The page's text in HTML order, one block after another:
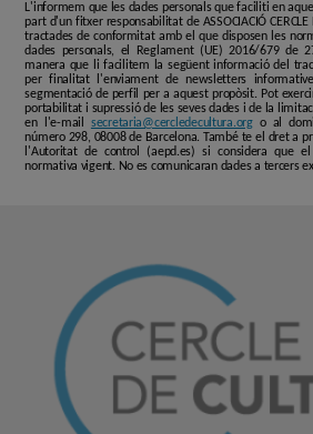
L'informem que les dades personals que faciliti en
part d'un fitxer responsabilitat de ASSOCIACIÓ
tractades de conformitat amb el que disposen les
dades personals, el Reglament (UE) 2016/679 de
manera que li facilitem la següent informació del
per finalitat l'enviament de newsletters
segmentació de perfil per a aquest propòsit. Pot
portabilitat i supressió de les seves dades i de la
en l'e-mail secretaria@cercledecultura.orgo al
número 298, 08008 de Barcelona. També te el dret a
l'Autoritat de control (aepd.es) si considera que
normativa vigent. No es comunicaran dades a tercers